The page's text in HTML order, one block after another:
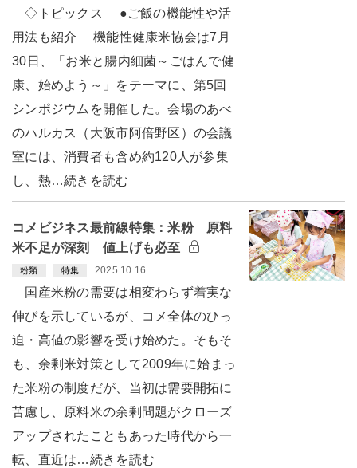
◇トピックス ●ご飯の機能性や活
用法も紹介 機能性健康米協会は7月
30日、「お米と腸内細菌～ごはんで健
康、始めよう～」をテーマに、第5回
シンポジウムを開催した。会場のあべ
のハルカス（大阪市阿倍野区）の会議
室には、消費者も含め約120人が参集
し、熱…続きを読む
コメビジネス最前線特集：米粉 原料
米不足が深刻 値上げも必至
粉類 特集 2025.10.16
国産米粉の需要は相変わらず着実な
伸びを示しているが、コメ全体のひっ
迫・高値の影響を受け始めた。そもそ
も、余剰米対策として2009年に始まっ
た米粉の制度だが、当初は需要開拓に
苦慮し、原料米の余剰問題がクローズ
アップされたこともあった時代から一
転、直近は…続きを読む